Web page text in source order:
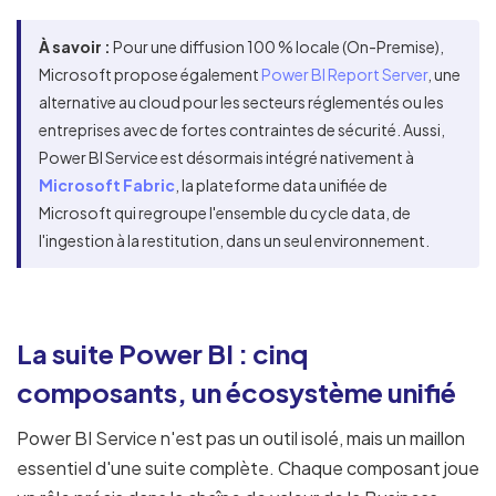
À savoir : Pour une diffusion 100 % locale (On-Premise),
Microsoft propose également Power BI Report Server, une
alternative au cloud pour les secteurs réglementés ou les
entreprises avec de fortes contraintes de sécurité. Aussi,
Power BI Service est désormais intégré nativement à
Microsoft Fabric , la plateforme data unifiée de
Microsoft qui regroupe l'ensemble du cycle data, de
l'ingestion à la restitution, dans un seul environnement.
La suite Power BI : cinq
composants, un écosystème unifié
Power BI Service n'est pas un outil isolé, mais un maillon
essentiel d'une suite complète. Chaque composant joue